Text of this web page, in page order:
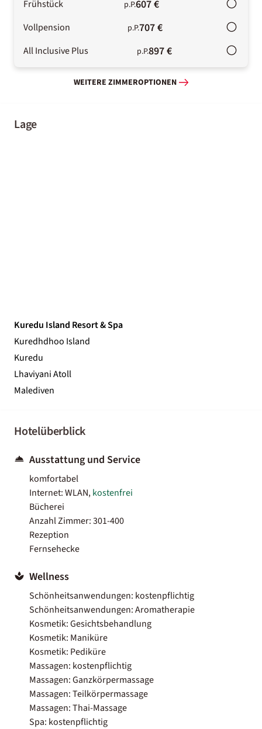
Frühstück p.P.607 €
Vollpension p.P.707 €
All Inclusive Plus p.P.897 €
WEITERE ZIMMEROPTIONEN
Lage
Kuredu Island Resort & Spa
Kuredhdhoo Island
Kuredu
Lhaviyani Atoll
Malediven
Hotelüberblick
Ausstattung und Service
komfortabel
Internet: WLAN,kostenfrei
Bücherei
Anzahl Zimmer: 301-400
Rezeption
Fernsehecke
Wellness
Schönheitsanwendungen: kostenpflichtig
Schönheitsanwendungen: Aromatherapie
Kosmetik: Gesichtsbehandlung
Kosmetik: Maniküre
Kosmetik: Pediküre
Massagen: kostenpflichtig
Massagen: Ganzkörpermassage
Massagen: Teilkörpermassage
Massagen: Thai-Massage
Spa: kostenpflichtig